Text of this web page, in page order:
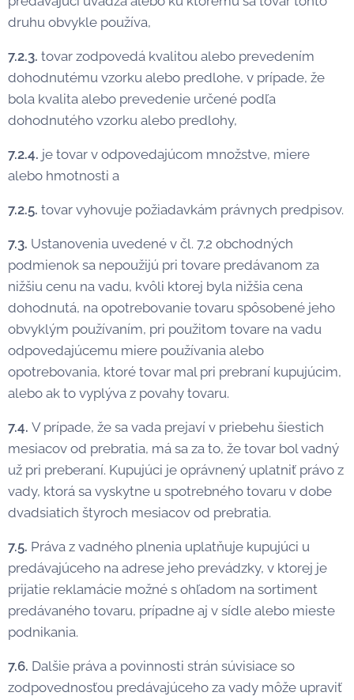
druhu obvykle používa,
7.2.3. tovar zodpovedá kvalitou alebo prevedením
dohodnutému vzorku alebo predlohe, v prípade, že
bola kvalita alebo prevedenie určené podľa
dohodnutého vzorku alebo predlohy,
7.2.4. je tovar v odpovedajúcom množstve, miere
alebo hmotnosti a
7.2.5. tovar vyhovuje požiadavkám právnych predpisov.
7.3. Ustanovenia uvedené v čl. 7.2 obchodných
podmienok sa nepoužijú pri tovare predávanom za
nižšiu cenu na vadu, kvôli ktorej byla nižšia cena
dohodnutá, na opotrebovanie tovaru spôsobené jeho
obvyklým používaním, pri použitom tovare na vadu
odpovedajúcemu miere používania alebo
opotrebovania, ktoré tovar mal pri prebraní kupujúcim,
alebo ak to vyplýva z povahy tovaru.
7.4. V prípade, že sa vada prejaví v priebehu šiestich
mesiacov od prebratia, má sa za to, že tovar bol vadný
už pri preberaní. Kupujúci je oprávnený uplatniť právo z
vady, ktorá sa vyskytne u spotrebného tovaru v dobe
dvadsiatich štyroch mesiacov od prebratia.
7.5. Práva z vadného plnenia uplatňuje kupujúci u
predávajúceho na adrese jeho prevádzky, v ktorej je
prijatie reklamácie možné s ohľadom na sortiment
predávaného tovaru, prípadne aj v sídle alebo mieste
podnikania.
7.6. Dalšie práva a povinnosti strán súvisiace so
zodpovednosťou predávajúceho za vady môže upraviť